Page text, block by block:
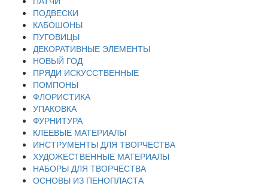
ПОДВЕСКИ
КАБОШОНЫ
ПУГОВИЦЫ
ДЕКОРАТИВНЫЕ ЭЛЕМЕНТЫ
НОВЫЙ ГОД
ПРЯДИ ИСКУССТВЕННЫЕ
ПОМПОНЫ
ФЛОРИСТИКА
УПАКОВКА
ФУРНИТУРА
КЛЕЕВЫЕ МАТЕРИАЛЫ
ИНСТРУМЕНТЫ ДЛЯ ТВОРЧЕСТВА
ХУДОЖЕСТВЕННЫЕ МАТЕРИАЛЫ
НАБОРЫ ДЛЯ ТВОРЧЕСТВА
ОСНОВЫ ИЗ ПЕНОПЛАСТА